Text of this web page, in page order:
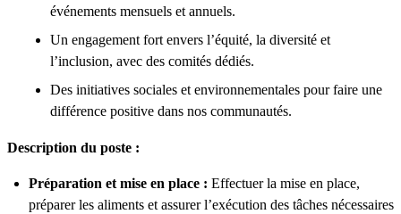
événements mensuels et annuels.
Un engagement fort envers l’équité, la diversité et
l’inclusion, avec des comités dédiés.
Des initiatives sociales et environnementales pour faire une
différence positive dans nos communautés.
Description du poste :
Préparation et mise en place : Effectuer la mise en place,
préparer les aliments et assurer l’exécution des tâches nécessaires